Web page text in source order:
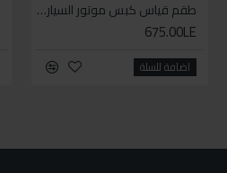
طقم قياس كبس موتور السياره 3 ق
675.00LE
اضافة للسلة